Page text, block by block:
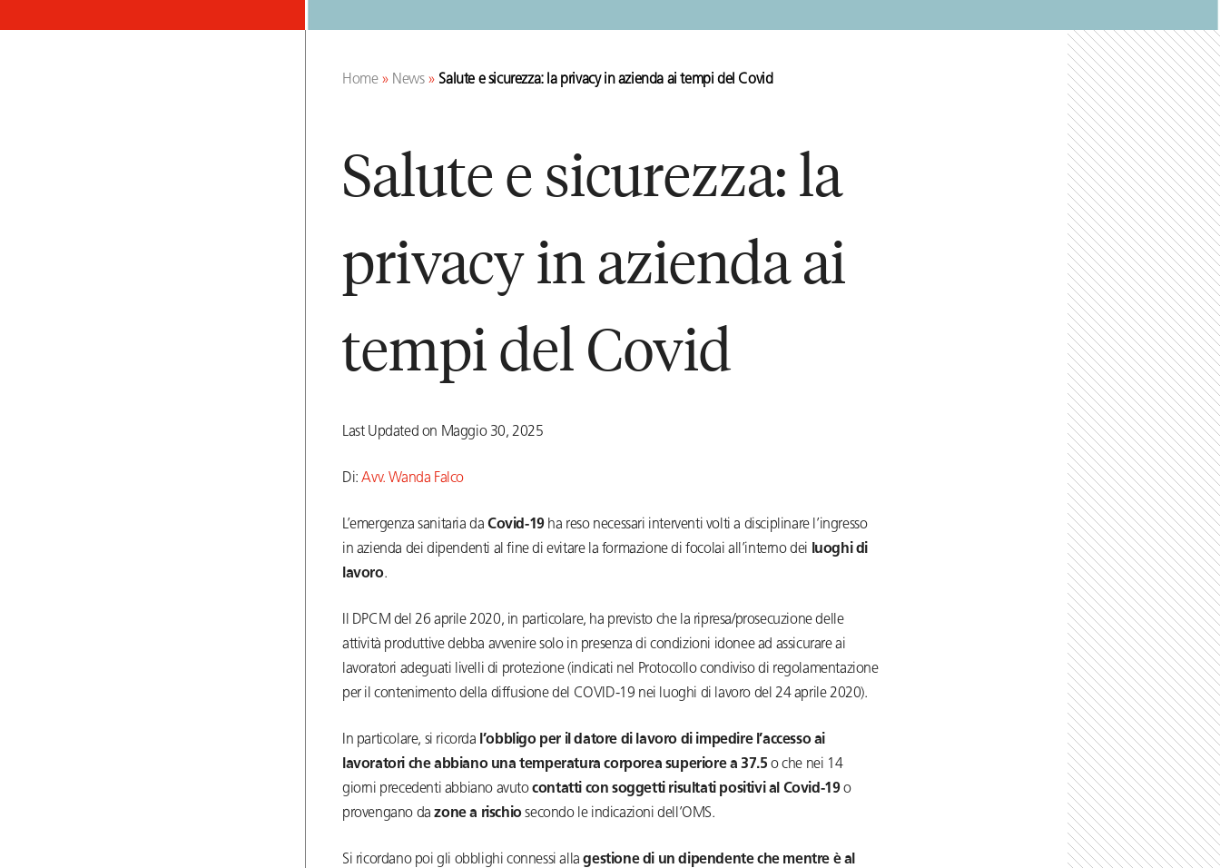
Home» News» Salute e sicurezza: la privacy in azienda ai tempi del Covid
Salute e sicurezza: la
privacy in azienda ai
tempi del Covid
Last Updated on Maggio 30, 2025
Di:Avv. Wanda Falco
L’emergenza sanitaria da Covid-19ha reso necessari interventi volti a disciplinare l’ingresso
in azienda dei dipendenti al fine di evitare la formazione di focolai all’interno dei luoghi di
lavoro.
Il DPCM del 26 aprile 2020, in particolare, ha previsto che la ripresa/prosecuzione delle
attività produttive debba avvenire solo in presenza di condizioni idonee ad assicurare ai
lavoratori adeguati livelli di protezione (indicati nel Protocollo condiviso di regolamentazione
per il contenimento della diffusione del COVID-19 nei luoghi di lavoro del 24 aprile 2020).
In particolare, si ricorda l’obbligo per il datore di lavoro di impedire l’accesso ai
lavoratori che abbiano una temperatura corporea superiore a 37.5o che nei 14
giorni precedenti abbiano avutocontatti con soggetti risultati positivi al Covid-19o
provengano dazone a rischiosecondo le indicazioni dell’OMS.
Si ricordano poi gli obblighi connessi allagestione di un dipendente che mentre è al